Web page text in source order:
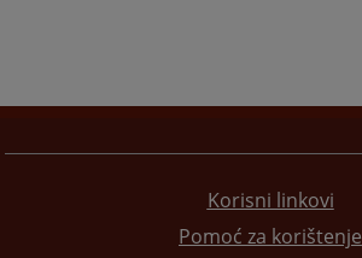
Korisni linkovi
Pomoć za korištenje